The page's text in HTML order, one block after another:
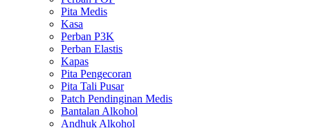
Pita Medis
Kasa
Perban P3K
Perban Elastis
Kapas
Pita Pengecoran
Pita Tali Pusar
Patch Pendinginan Medis
Bantalan Alkohol
Andhuk Alkohol